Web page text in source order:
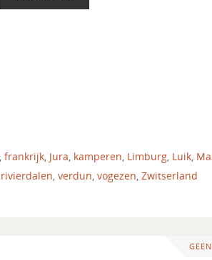
frankrijk Jura kamperen Limburg Luik
rivierdalen verdun vogezen Zwitserland